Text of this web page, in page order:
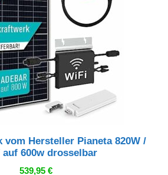
vom Hersteller Pianeta 820W /
auf 600w drosselbar
539,95 €